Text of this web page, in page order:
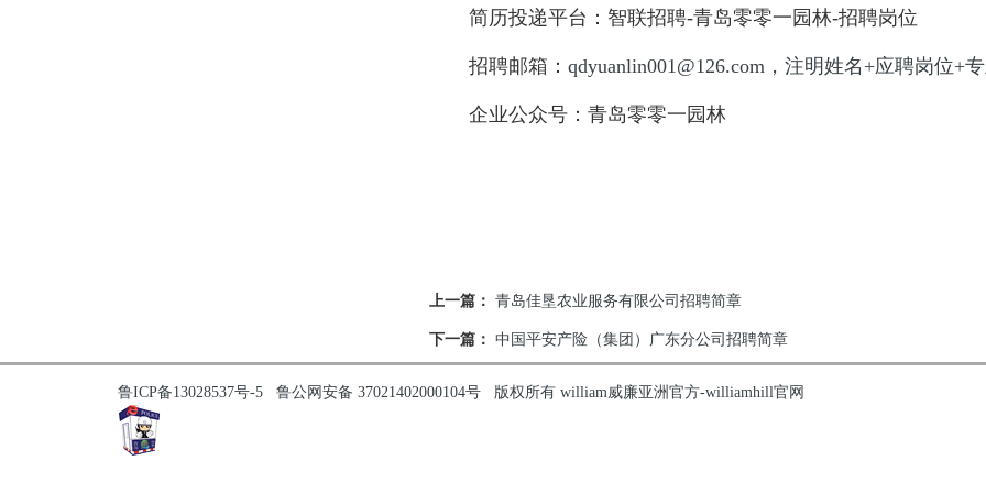
简历投递平台：智联招聘-青岛零零一园林-招聘岗位
招聘邮箱： qdyuanlin001@126.com，注明姓名+应聘岗位+
企业公众号：青岛零零一园林
上一篇： 青岛佳垦农业服务有限公司招聘简章
下一篇： 中国平安产险（集团）广东分公司招聘简章
鲁ICP备13028537号-5 鲁公网安备 37021402000104号 版权所有 william威廉亚洲官方-williamhill官网